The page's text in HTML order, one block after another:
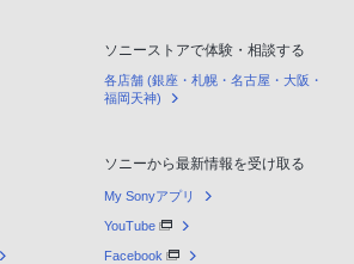
ソニーストアで体験・相談する
各店舗 (銀座・札幌・名古屋・大阪・
福岡天神)
ソニーから最新情報を受け取る
My Sonyアプリ
YouTube
Facebook